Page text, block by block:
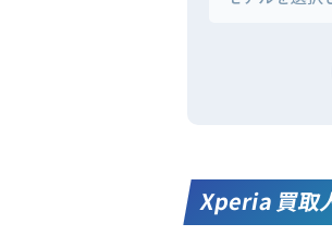
Xperia 買取